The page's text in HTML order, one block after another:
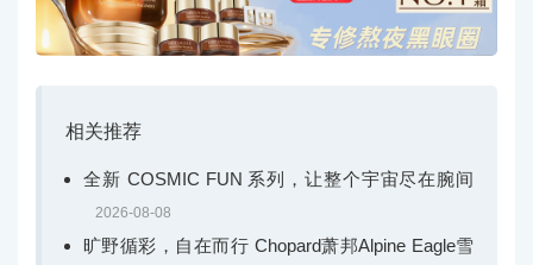
相关推荐
全新 COSMIC FUN 系列，让整个宇宙尽在腕间
2026-08-08
旷野循彩，自在而行 Chopard萧邦Alpine Eagle雪